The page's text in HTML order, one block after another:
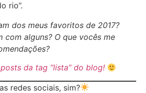
rio”.
dos meus favoritos de 2017?
com alguns? O que vocês me
da tag “lista” do blog!
redes sociais, sim?